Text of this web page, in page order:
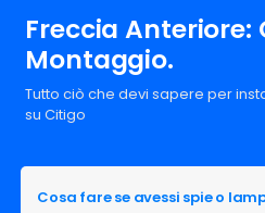
Freccia Anteriore:
Montaggio.
Tutto ciò che devi sapere per
su Citigo
Cosa fare se avessi spie o